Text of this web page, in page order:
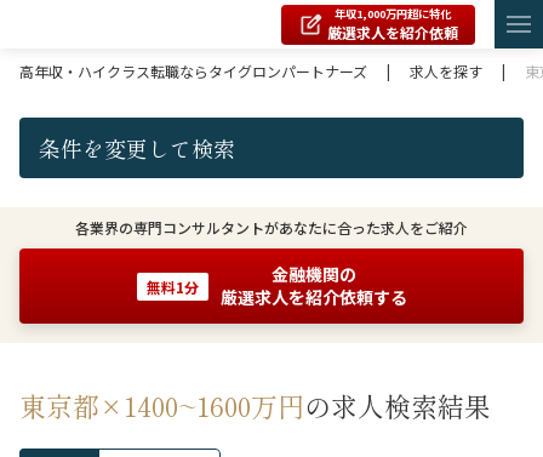
年収1,000万円超に特化
厳選求人を紹介依頼
高年収・ハイクラス転職ならタイグロンパートナーズ
| 求人を探す |
条件を変更して検索
各業界の専門コンサルタントがあなたに合った求人をご紹介
無料1分
金融機関の
厳選求人を紹介依頼する
東京都×1400~1600万円の求人検索結果